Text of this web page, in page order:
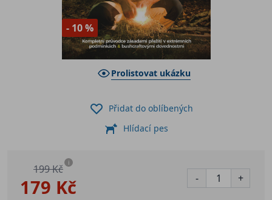
- 10 %
Prolistovat ukázku
179 Kč
199 Kč i
- +
Přidat do oblíbených
Hlídací pes